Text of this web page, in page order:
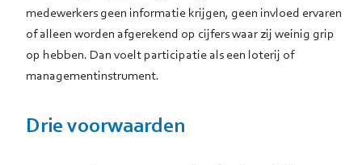
medewerkers geen informatie krijgen, geen invloed ervaren
of alleen worden afgerekend op cijfers waar zij weinig grip
op hebben. Dan voelt participatie als een loterij of
managementinstrument.
Drie voorwaarden